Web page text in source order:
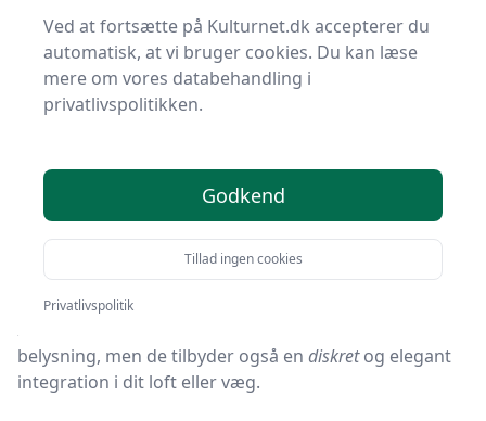
Indbygningsspot - 601
på lager
Velkommen til din komplette guide om
Hvis du overvejer at opgradere dit hjems belysning, er
du kommet til det rette sted.
Indbygningsspot giver ikke kun
belysning, men de tilbyder også en diskretog elegant
integration i dit loft eller væg.
Ved at fortsætte på Kulturnet.dk accepterer du
automatisk, at vi bruger cookies. Du kan læse
mere om vores databehandling i
privatlivspolitikken.
Godkend
Tillad ingen cookies
Privatlivspolitik